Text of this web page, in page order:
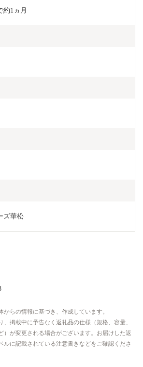
約1ヵ月
ズ華松
からの情報に基づき、作成しています。
、掲載中に予告なく返礼品の仕様（規格、容量、
）が変更される場合がございます。お届けした返
ルに記載されている注意書きなどをご確認くださ